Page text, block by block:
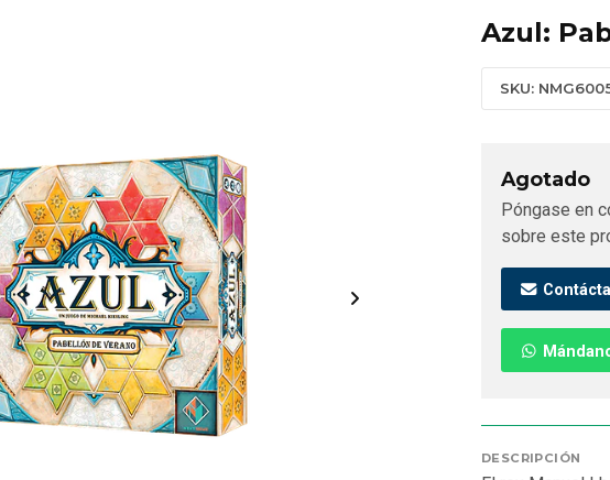
Azul:
SKU:
Agotado
Póngase en
sobre este
DESCRIPCIÓN